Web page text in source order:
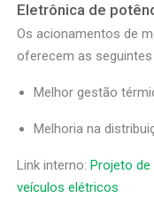
Eletrônica de
Os acionamentos de
oferecem as seguintes
Melhor gestão
Melhoria na
Link interno:Projeto de
veículos elétricos